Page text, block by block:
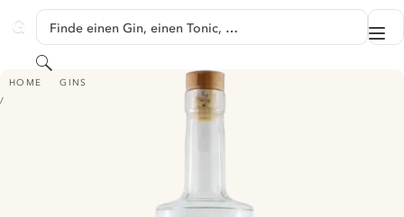
GINVENTORY
Finde einen Gin, einen Tonic, …
Suchen
HOME GINS
GAMBIT GIN